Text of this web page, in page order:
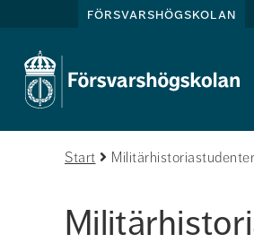
försvarshögskolan
Start